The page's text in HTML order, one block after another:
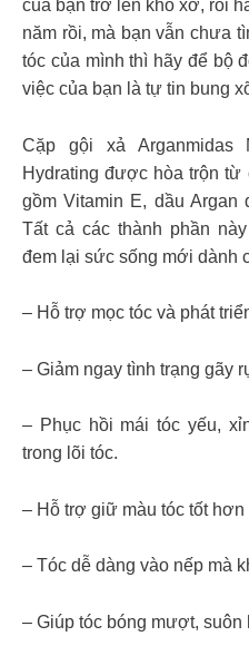
của bạn trở lên khô xơ, rối
năm rồi, mà bạn vẫn chưa
tóc của mình thì hãy để bộ
việc của bạn là tự tin bung
Cặp gội xả Arganmidas
Hydrating được hòa trộn từ
gồm Vitamin E, dầu Argan
Tất cả các thành phần
đem lại sức sống mới dành
– Hỗ trợ mọc tóc và phát
– Giảm ngay tình trạng gãy
– Phục hồi mái tóc yếu,
trong lõi tóc.
– Hỗ trợ giữ màu tóc tốt hơn
– Tóc dễ dàng vào nếp mà
– Giúp tóc bóng mượt, suôn